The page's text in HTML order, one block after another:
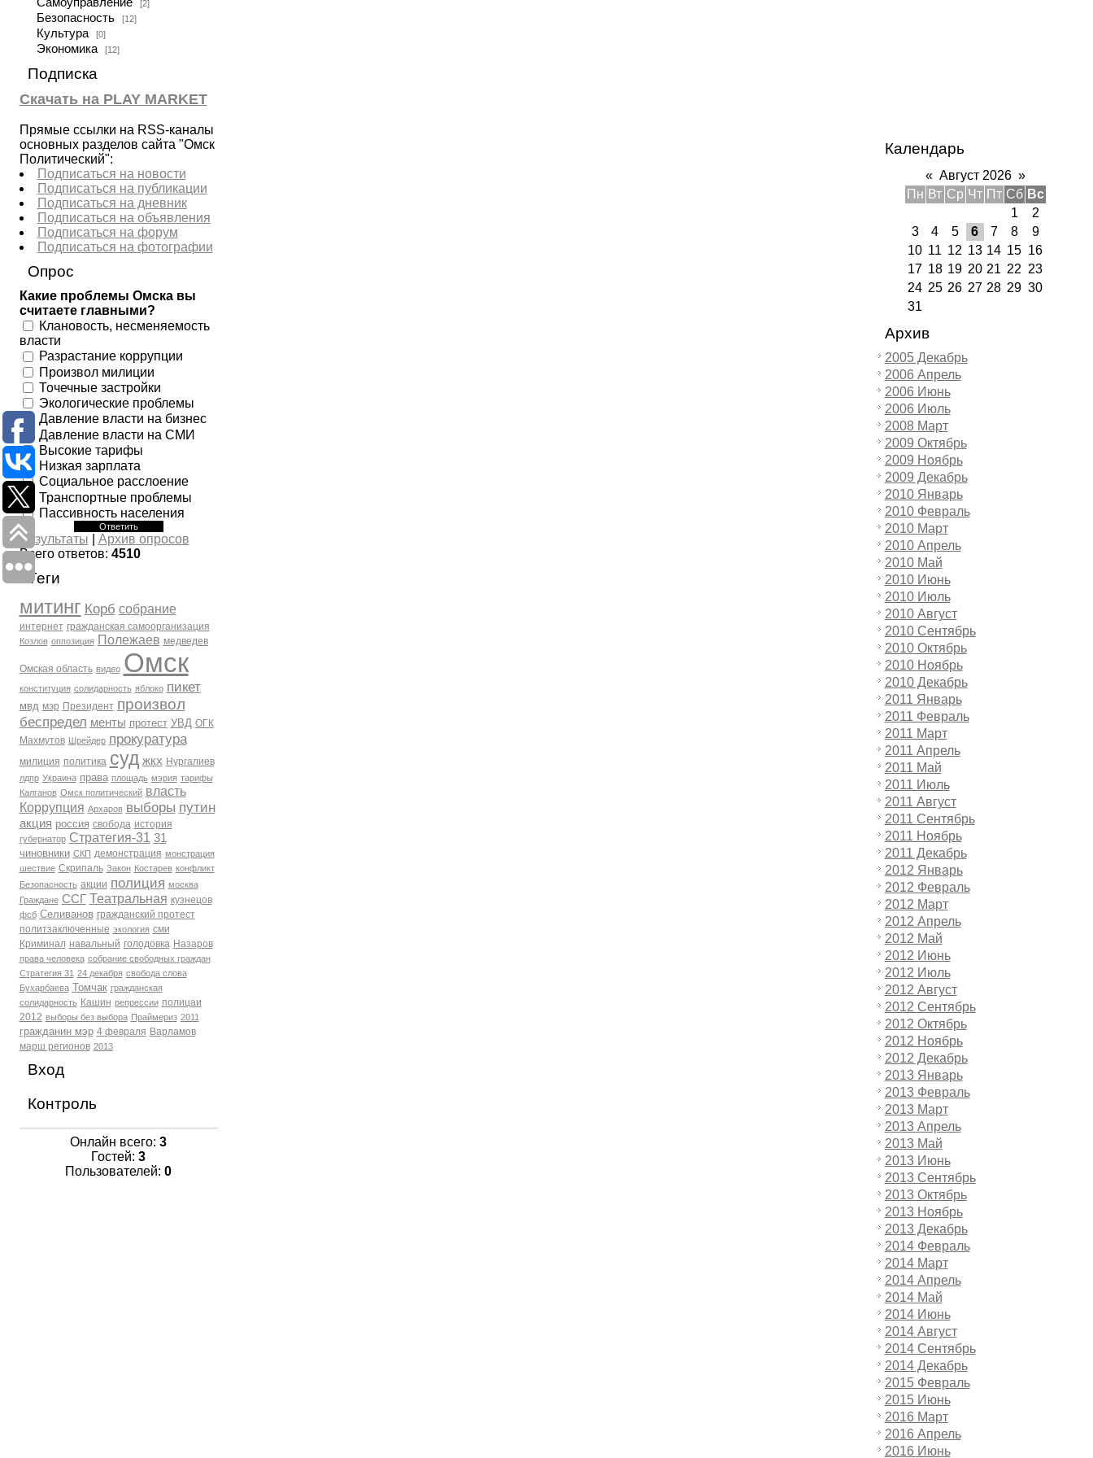
[2]
Безопасность [12]
Культура [0]
Экономика [12]
Подписка
Скачать на PLAY MARKET
Прямые ссылки на RSS-каналы
основных разделов сайта "Омск
Политический":
Подписаться на новости
Подписаться на публикации
Подписаться на дневник
Подписаться на объявления
Подписаться на форум
Подписаться на фотографии
Опрос
Какие проблемы Омска вы
считаете главными?
Клановость, несменяемость
власти
Разрастание коррупции
Произвол милиции
Точечные застройки
Экологические проблемы
Давление власти на бизнес
Давление власти на СМИ
Высокие тарифы
Низкая зарплата
Социальное расслоение
Транспортные проблемы
Пассивность населения
Результаты
Архив опросов
Всего ответов: 4510
Теги
митинг Корб собрание
интернет гражданская самоорганизация
Козлов оппозиция Полежаев медведев
Омская область видео Омск
конституция солидарность яблоко пикет
мвд мэр Президент произвол
беспредел менты протест УВД ОГК
Махмутов Шрейдер прокуратура
милиция политика суд жкх Нургалиев
лдпр Украина права площадь мэрия тарифы
Калганов Омск политический власть
Коррупция Архаров выборы путин
акция россия свобода история
губернатор Стратегия-31 31
чиновники СКП демонстрация монстрация
шествие Скрипаль Закон Костарев конфликт
Безопасность акции полиция москва
Граждане ССГ Театральная кузнецов
фсб Селиванов гражданский протест
политзаключенные экология сми
Криминал навальный голодовка Назаров
права человека собрание свободных граждан
Стратегия 31 24 декабря свобода слова
Бухарбаева Томчак гражданская
солидарность Кашин репрессии полицаи
2012 выборы без выбора Праймериз 2011
гражданин мэр 4 февраля Варламов
марш регионов 2013
Вход
Контроль
Онлайн всего: 3
Гостей: 3
Пользователей: 0
Календарь
« Август 2026 »
Пн Вт Ср Чт Пт Сб Вс
1
2
3
4 5 6 7 8
9
10 11 12 13 14 15 16
17 18 19 20 21 22 23
24 25 26 27 28 29 30
31
Архив
2005 Декабрь
2006 Апрель
2006 Июнь
2006 Июль
2008 Март
2009 Октябрь
2009 Ноябрь
2009 Декабрь
2010 Январь
2010 Февраль
2010 Март
2010 Апрель
2010 Май
2010 Июнь
2010 Июль
2010 Август
2010 Сентябрь
2010 Октябрь
2010 Ноябрь
2010 Декабрь
2011 Январь
2011 Февраль
2011 Март
2011 Апрель
2011 Май
2011 Июль
2011 Август
2011 Сентябрь
2011 Ноябрь
2011 Декабрь
2012 Январь
2012 Февраль
2012 Март
2012 Апрель
2012 Май
2012 Июнь
2012 Июль
2012 Август
2012 Сентябрь
2012 Октябрь
2012 Ноябрь
2012 Декабрь
2013 Январь
2013 Февраль
2013 Март
2013 Апрель
2013 Май
2013 Июнь
2013 Сентябрь
2013 Октябрь
2013 Ноябрь
2013 Декабрь
2014 Февраль
2014 Март
2014 Апрель
2014 Май
2014 Июнь
2014 Август
2014 Сентябрь
2014 Декабрь
2015 Февраль
2015 Июнь
2016 Март
2016 Апрель
2016 Июнь